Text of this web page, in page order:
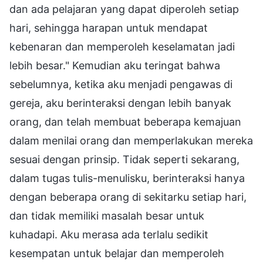
dan ada pelajaran yang dapat diperoleh setiap
hari, sehingga harapan untuk mendapat
kebenaran dan memperoleh keselamatan jadi
lebih besar." Kemudian aku teringat bahwa
sebelumnya, ketika aku menjadi pengawas di
gereja, aku berinteraksi dengan lebih banyak
orang, dan telah membuat beberapa kemajuan
dalam menilai orang dan memperlakukan mereka
sesuai dengan prinsip. Tidak seperti sekarang,
dalam tugas tulis-menulisku, berinteraksi hanya
dengan beberapa orang di sekitarku setiap hari,
dan tidak memiliki masalah besar untuk
kuhadapi. Aku merasa ada terlalu sedikit
kesempatan untuk belajar dan memperoleh